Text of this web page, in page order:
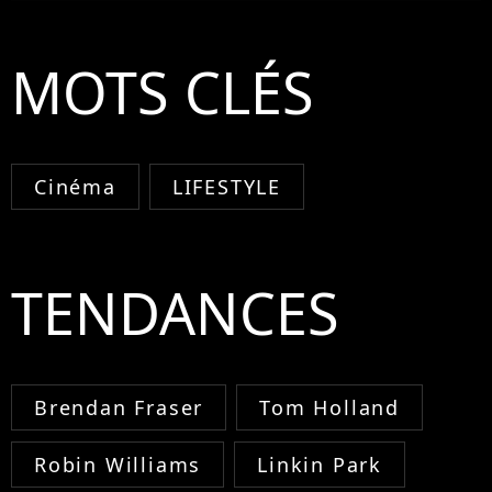
MOTS CLÉS
Cinéma LIFESTYLE
TENDANCES
Brendan Fraser Tom Holland
Robin Williams Linkin Park